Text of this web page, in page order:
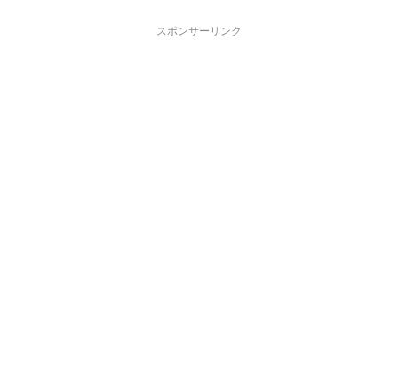
スポンサーリンク